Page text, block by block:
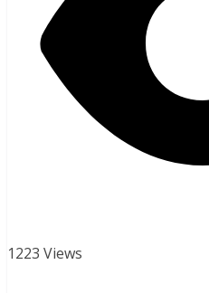
1223 Views